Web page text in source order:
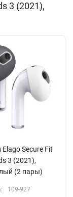
3 (2021),
Secure Fit
3 (2021),
(2 пары)
109-927